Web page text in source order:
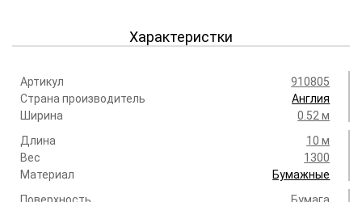
Характеристки
Артикул
910805
Страна производитель
Англия
Ширина
0.52 м
Длина
10 м
Вес
1300
Материал
Бумажные